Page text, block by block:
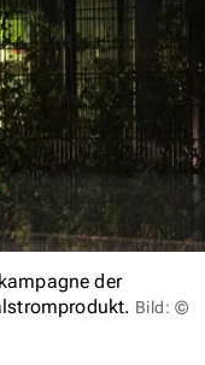
der
Bild: ©